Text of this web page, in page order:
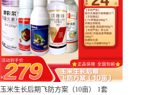
玉米生长后期飞防方案（10亩） 1套